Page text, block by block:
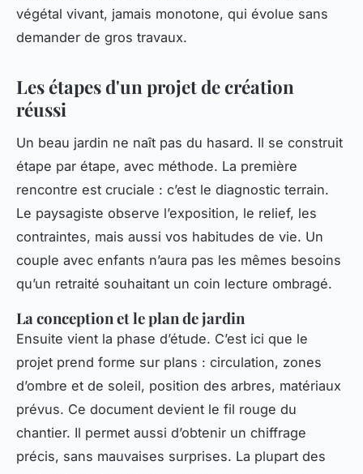
végétal vivant, jamais monotone, qui évolue sans
demander de gros travaux.
Les étapes d'un projet de création
réussi
Un beau jardin ne naît pas du hasard. Il se construit
étape par étape, avec méthode. La première
rencontre est cruciale : c’est le diagnostic terrain.
Le paysagiste observe l’exposition, le relief, les
contraintes, mais aussi vos habitudes de vie. Un
couple avec enfants n’aura pas les mêmes besoins
qu’un retraité souhaitant un coin lecture ombragé.
La conception et le plan de jardin
Ensuite vient la phase d’étude. C’est ici que le
projet prend forme sur plans : circulation, zones
d’ombre et de soleil, position des arbres, matériaux
prévus. Ce document devient le fil rouge du
chantier. Il permet aussi d’obtenir un chiffrage
précis, sans mauvaises surprises. La plupart des